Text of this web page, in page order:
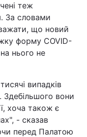
теж
За словами
що новий
форму COVID-
нього не
випадків
вони
хоча також є
- сказав
перед Палатою